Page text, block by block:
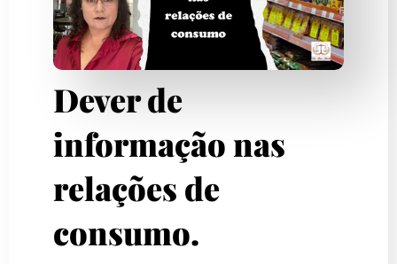
Dever de
informação nas
relações de
consumo.